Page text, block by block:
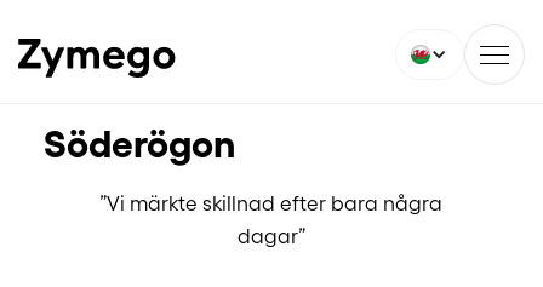
Söderögon
”Vi märkte skillnad efter bara några
dagar”